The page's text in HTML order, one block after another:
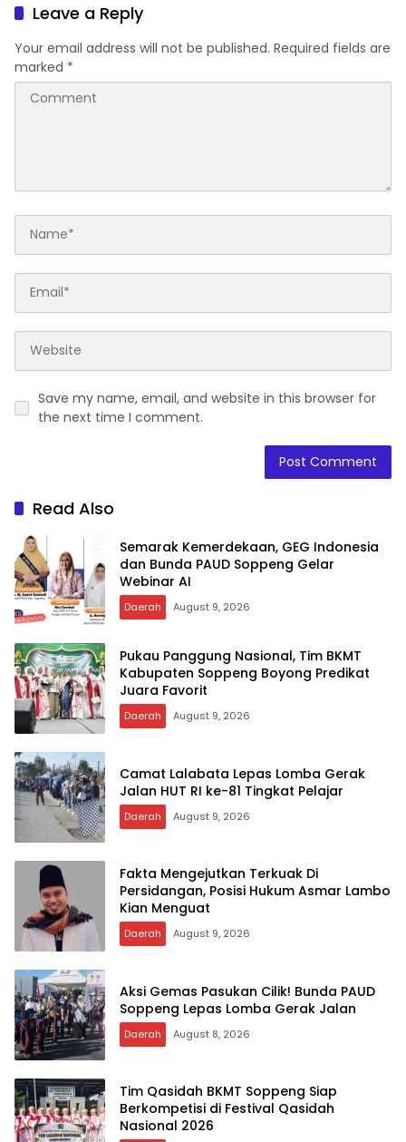
Leave a Reply
Your email address will not be published. Required fields are
marked *
Save my name, email, and website in this browser for
the next time I comment.
Read Also
Semarak Kemerdekaan, GEG Indonesia
dan Bunda PAUD Soppeng Gelar
Webinar AI
Daerah August 9, 2026
Pukau Panggung Nasional, Tim BKMT
Kabupaten Soppeng Boyong Predikat
Juara Favorit
Daerah August 9, 2026
Camat Lalabata Lepas Lomba Gerak
Jalan HUT RI ke-81 Tingkat Pelajar
Daerah August 9, 2026
Fakta Mengejutkan Terkuak Di
Persidangan, Posisi Hukum Asmar Lambo
Kian Menguat
Daerah August 9, 2026
Aksi Gemas Pasukan Cilik! Bunda PAUD
Soppeng Lepas Lomba Gerak Jalan
Daerah August 8, 2026
Tim Qasidah BKMT Soppeng Siap
Berkompetisi di Festival Qasidah
Nasional 2026